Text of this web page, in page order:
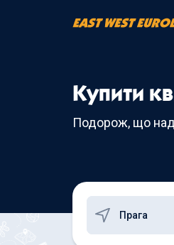
Купити
Подорож, що